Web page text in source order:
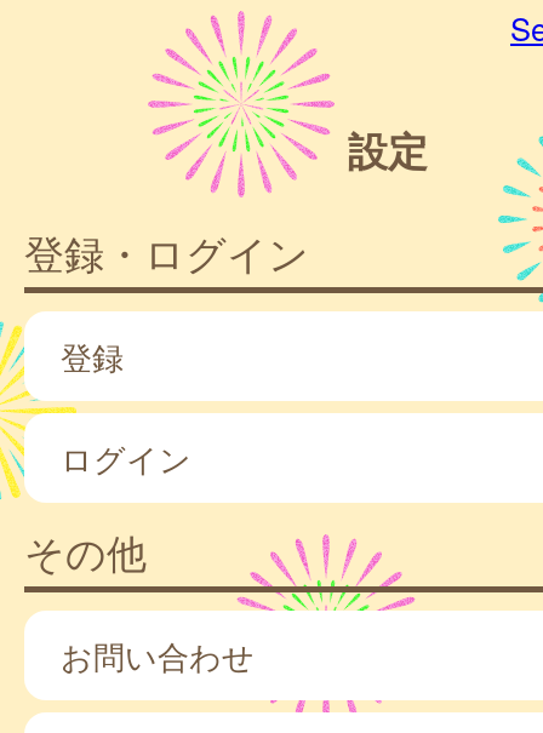
設定
登録・ログイン
登録
ログイン
その他
お問い合わせ